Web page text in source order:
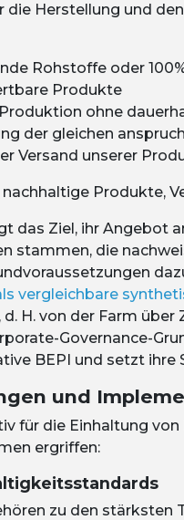
die Herstellung und
Rohstoffe oder
Produkte
ohne
der gleichen
Versand unserer
Produkte,
das Ziel, ihr Angebot
stammen, die
vergleichbare
H. von der Farm
Governance-
BEPI und setzt
und
für die Einhaltung
ergriffen:
zu den stärksten